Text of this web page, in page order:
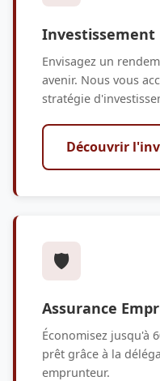
Investissement
Envisagez un
avenir. Nous vous
stratégie
Découvrir
🛡️
Assurance
Économisez jusqu'à
prêt grâce à la
emprunteur.